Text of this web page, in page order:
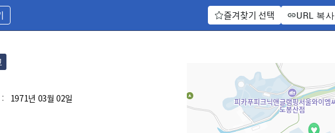
즐겨찾기 선택 URL 복사
:
1971년 03월 02일